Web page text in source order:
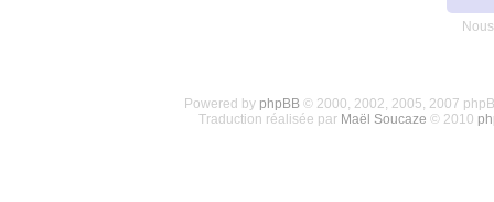
Powered by phpBB© 2000, 2002, 2005, 2007
Traduction réalisée par Maël Soucaze © 2010